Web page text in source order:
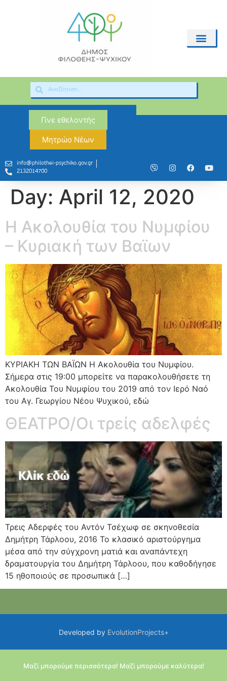
Γίνε εθελοντής
Μητρώο Νέων
info@philothei-psychiko.gov.gr
2132014700
Day: April 12, 2020
Η Ακολουθία του Νυμφίου
– Κυριακή των Βαϊων
ΚΥΡΙΑΚΗ ΤΩΝ ΒΑΪΩΝ Η Ακολουθία του Νυμφίου.
Σήμερα στις 19:00 μπορείτε να παρακολουθήσετε τη
Ακολουθία Του Νυμφίου του 2019 από τον Ιερό Ναό
του Αγ. Γεωργίου Νέου Ψυχικού, εδώ
ΘΕΑΤΡΟ/Οι τρείς αδελφές
Τρεις Αδερφές του Αντόν Τσέχωφ σε σκηνοθεσία
Δημήτρη Τάρλοου, 2016 Το κλασικό αριστούργημα
μέσα από την σύγχρονη ματιά και αναπάντεχη
δραματουργία του Δημήτρη Τάρλοου, που καθοδήγησε
15 ηθοποιούς σε προσωπικά […]
Developed by EvolutionProjects+
Μαζί μπορούμε περισσότερα! Μαζί μπορούμε καλύτερα!